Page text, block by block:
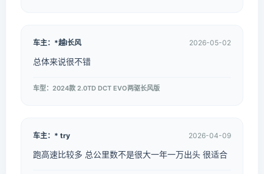
车主：*越l长风 2026-05-02
总体来说很不错
车型：2024款 2.0TD DCT EVO两驱长风版
车主：* try 2026-04-09
跑高速比较多 总公里数不是很大一年一万出头 很适合